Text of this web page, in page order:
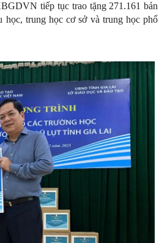
tiếp tục trao tặng 271.161 bản
trung học cơ sở và trung học phổ